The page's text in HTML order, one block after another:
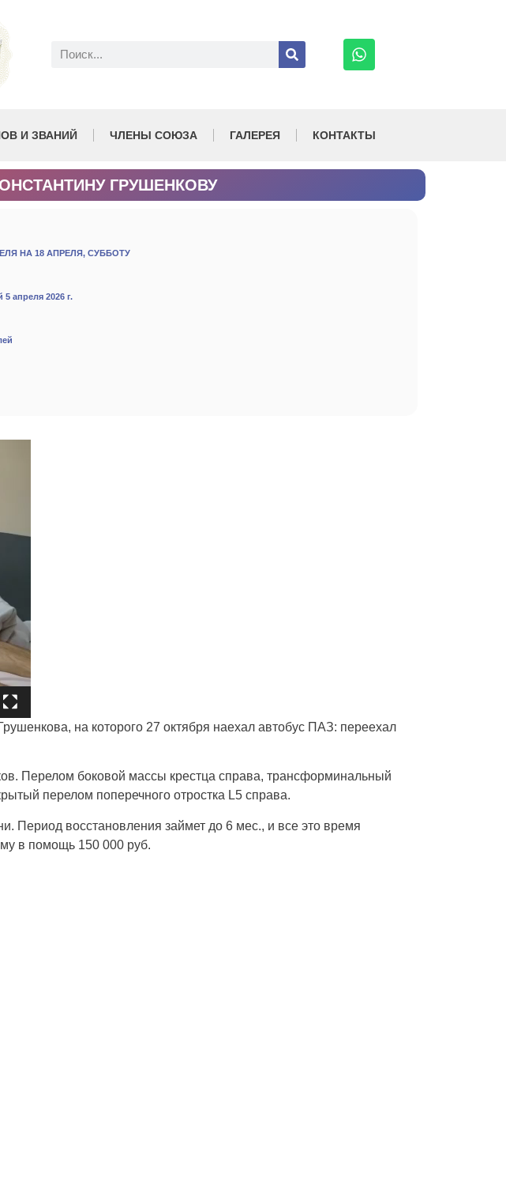
И ЗВАНИЙ ЧЛЕНЫ СОЮЗА ГАЛЕРЕЯ КОНТАКТЫ
ГРУШЕНКОВУ
НА 18 АПРЕЛЯ, СУББОТУ
апреля 2026 г.
на которого 27 октября наехал автобус ПАЗ: переехал
Перелом боковой массы крестца справа, трансформинальный
перелом поперечного отростка L5 cправа.
Период восстановления займет до 6 мес., и все это время
в помощь 150 000 руб.